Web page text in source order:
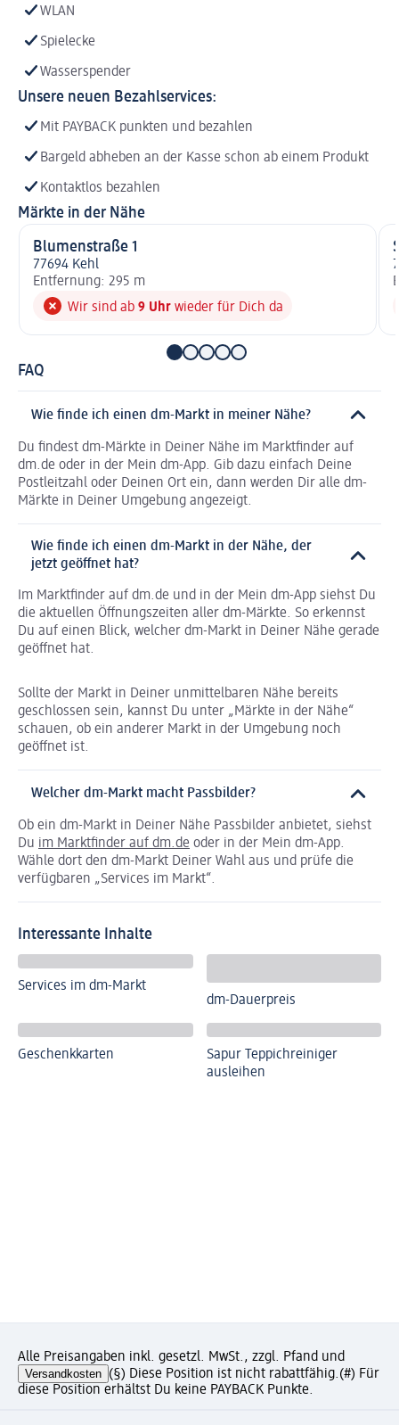
WLAN
Spielecke
Wasserspender
Unsere neuen Bezahlservices:
Mit PAYBACK punkten und bezahlen
Bargeld abheben an der Kasse schon ab einem Produkt
Kontaktlos bezahlen
Märkte in der Nähe
Blumenstraße 1
77694 Kehl
Entfernung: 295 m
Wir sind ab 9 Uhr wieder für Dich da
FAQ
Wie finde ich einen dm-Markt in meiner Nähe?
Du findest dm-Märkte in Deiner Nähe im Marktfinder auf
dm.de oder in der Mein dm-App. Gib dazu einfach Deine
Postleitzahl oder Deinen Ort ein, dann werden Dir alle dm-
Märkte in Deiner Umgebung angezeigt.
Wie finde ich einen dm-Markt in der Nähe, der
jetzt geöffnet hat?
Im Marktfinder auf dm.de und in der Mein dm-App siehst Du
die aktuellen Öffnungszeiten aller dm-Märkte. So erkennst
Du auf einen Blick, welcher dm-Markt in Deiner Nähe gerade
geöffnet hat.
Sollte der Markt in Deiner unmittelbaren Nähe bereits
geschlossen sein, kannst Du unter „Märkte in der Nähe“
schauen, ob ein anderer Markt in der Umgebung noch
geöffnet ist.
Welcher dm-Markt macht Passbilder?
Ob ein dm-Markt in Deiner Nähe Passbilder anbietet, siehst
Du im Marktfinder auf dm.de oder in der Mein dm-App.
Wähle dort den dm-Markt Deiner Wahl aus und prüfe die
verfügbaren „Services im Markt“.
Interessante Inhalte
Services im dm-Markt
dm-Dauerpreis
Geschenkkarten
Sapur Teppichreiniger
ausleihen
Alle Preisangaben inkl. gesetzl. MwSt., zzgl. Pfand und
Versandkosten (§) Diese Position ist nicht rabattfähig.(#) Für
diese Position erhältst Du keine PAYBACK Punkte.